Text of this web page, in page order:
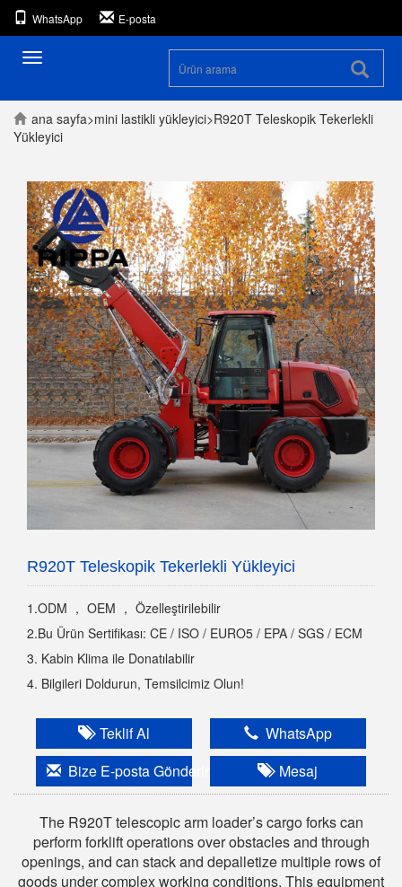
WhatsApp E-posta
Gezintiyi
kapat
ana sayfa>mini lastikli yükleyici>R920T Teleskopik Tekerlekli
Yükleyici
R920T Teleskopik Tekerlekli Yükleyici
1.ODM ， OEM ， Özelleştirilebilir
2.Bu Ürün Sertifikası: CE / ISO / EURO5 / EPA / SGS / ECM
3. Kabin Klima ile Donatılabilir
4. Bilgileri Doldurun, Temsilcimiz Olun!
Teklif Al
WhatsApp
Bize E-posta Gönderin
Mesaj
The R920T telescopic arm loader’s cargo forks can
perform forklift operations over obstacles and through
openings, and can stack and depalletize multiple rows of
goods under complex working conditions. This equipment